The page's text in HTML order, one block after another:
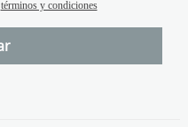
términos y condiciones